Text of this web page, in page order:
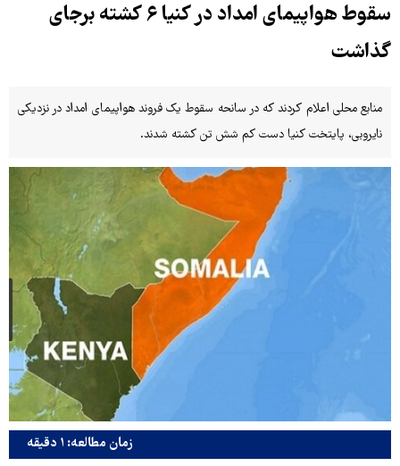
سقوط هواپیمای امداد در کنیا ۶ کشته برجای
گذاشت
منابع محلی اعلام کردند که در سانحه سقوط یک فروند هواپیمای امداد در نزدیکی
نایروبی، پایتخت کنیا دست کم شش تن کشته شدند.
زمان مطالعه: ۱ دقیقه